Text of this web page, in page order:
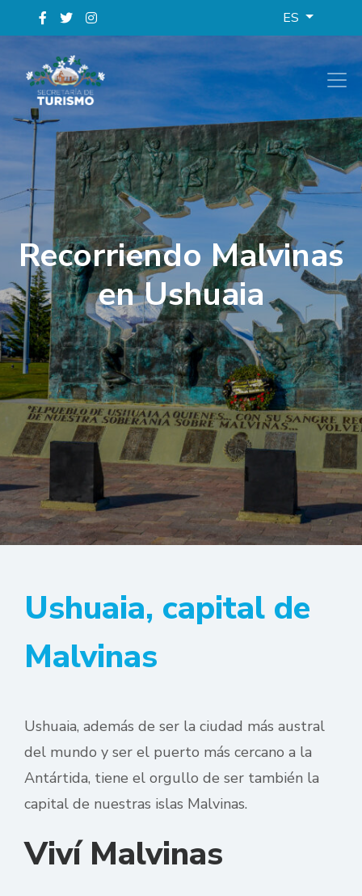
ES
Recorriendo Malvinas
en Ushuaia
Ushuaia, capital de
Malvinas
Ushuaia, además de ser la ciudad más austral
del mundo y ser el puerto más cercano a la
Antártida, tiene el orgullo de ser también la
capital de nuestras islas Malvinas.
Viví Malvinas